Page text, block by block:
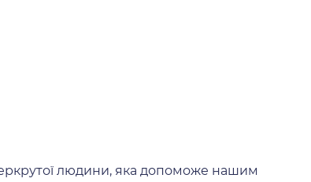
людини, яка допоможе нашим